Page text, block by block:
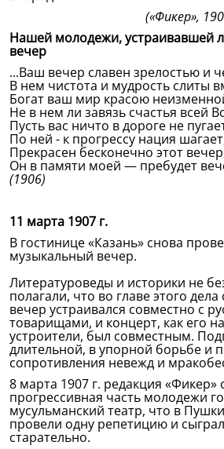
(«Фикер»,
Нашей молодежи, устраивавшей
вечер
...Ваш вечер славен зрелостью и
В нем чистота и мудрость слиты
Богат ваш мир красою
Не в нем ли завязь счастья всей
Пусть вас ничто в дороге не
По ней - к прогрессу нация
Прекрасен бесконечно этот
Он в памяти моей — пребудет
(1906)
11 марта 1907 г.
В гостинице «Казань» снова
музыкальный вечер.
Литературоведы и историки не
полагали, что во главе этого дела
вечер устраивался совместно с
товарищами, и концерт, как его
устроители, был совместным.
длительной, в упорной борьбе и
сопротивления невежд и
8 марта 1907 г. редакция
прогрессивная часть молодежи
мусульманский театр, что в
провели одну репетицию и
старательно.